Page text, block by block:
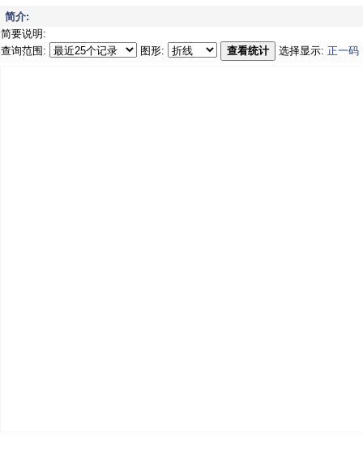
简介:
简要说明:
查询范围:
图形: 查看统计 选择显示: 正一码